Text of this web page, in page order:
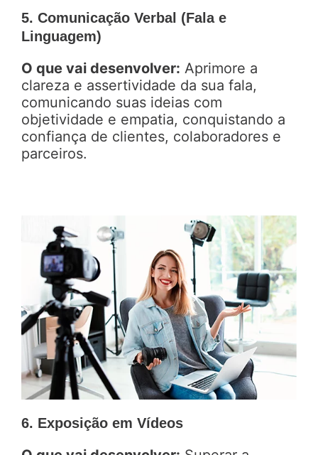
5. Comunicação Verbal (Fala e
Linguagem)
O que vai desenvolver: Aprimore a
clareza e assertividade da sua fala,
comunicando suas ideias com
objetividade e empatia, conquistando a
confiança de clientes, colaboradores e
parceiros.
6. Exposição em Vídeos